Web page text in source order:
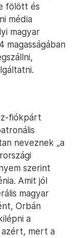
fölött és
média
magyar
magasságában
fiókpárt
neveznek „a
szerint
Amit jól
magyar
Orbán
a
azért, mert a